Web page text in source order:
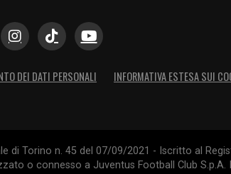
DEI DATI PERSONALI INFORMATIVA ESTESA SUI
Torino n. 45 del 07/09/2021 - Iscritto al
o connesso a Juventus Football Club